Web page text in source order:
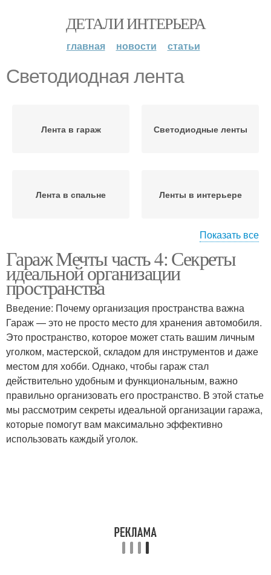
ДЕТАЛИ ИНТЕРЬЕРА
главная новости статьи
Светодиодная лента
Лента в гараж Светодиодные ленты
Лента в спальне Ленты в интерьере
Светодиодная
подсветка
Лента для люстры
Лента в интерьере
Показать все
Гараж Мечты часть 4: Секреты
идеальной организации
пространства
Введение: Почему организация пространства важна
Гараж — это не просто место для хранения автомобиля.
Это пространство, которое может стать вашим личным
уголком, мастерской, складом для инструментов и даже
местом для хобби. Однако, чтобы гараж стал
действительно удобным и функциональным, важно
правильно организовать его пространство. В этой статье
мы рассмотрим секреты идеальной организации гаража,
которые помогут вам максимально эффективно
использовать каждый уголок.